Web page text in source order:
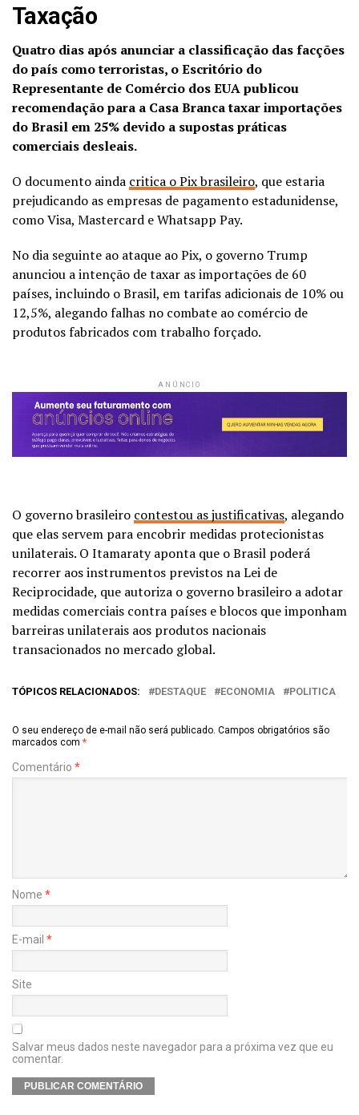
Taxação
Quatro dias após anunciar a classificação das facções
do país como terroristas, o Escritório do
Representante de Comércio dos EUA publicou
recomendação para a Casa Branca taxar importações
do Brasil em 25% devido a supostas práticas
comerciais desleais.
O documento ainda critica o Pix brasileiro, que estaria
prejudicando as empresas de pagamento estadunidense,
como Visa, Mastercard e Whatsapp Pay.
No dia seguinte ao ataque ao Pix, o governo Trump
anunciou a intenção de taxar as importações de 60
países, incluindo o Brasil, em tarifas adicionais de 10% ou
12,5%, alegando falhas no combate ao comércio de
produtos fabricados com trabalho forçado.
ANÚNCIO
O governo brasileiro contestou as justificativas, alegando
que elas servem para encobrir medidas protecionistas
unilaterais. O Itamaraty aponta que o Brasil poderá
recorrer aos instrumentos previstos na Lei de
Reciprocidade, que autoriza o governo brasileiro a adotar
medidas comerciais contra países e blocos que imponham
barreiras unilaterais aos produtos nacionais
transacionados no mercado global.
TÓPICOS RELACIONADOS: DESTAQUE ECONOMIA POLITICA
O seu endereço de e-mail não será publicado. Campos obrigatórios são
marcados com *
Comentário *
Nome *
E-mail *
Site
Salvar meus dados neste navegador para a próxima vez que eu
comentar.